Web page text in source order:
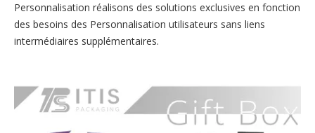
Personnalisation réalisons des solutions exclusives en fonction
des besoins des Personnalisation utilisateurs sans liens
intermédiaires supplémentaires.